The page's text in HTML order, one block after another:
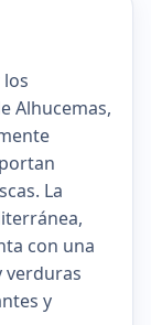
Alhucemas,
La
con una
verduras
y